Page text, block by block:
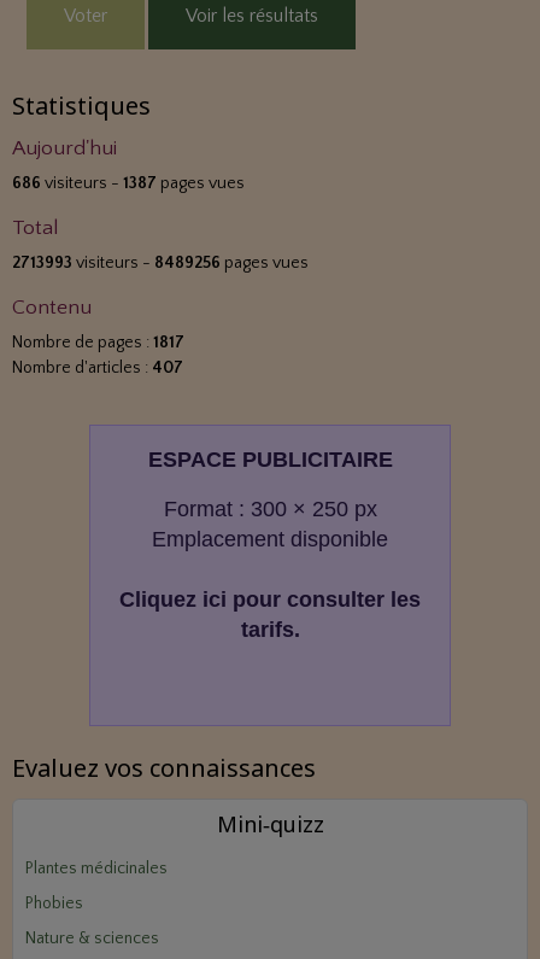
Voter Voir les résultats
Statistiques
Aujourd'hui
686 visiteurs - 1387 pages vues
Total
2713993 visiteurs - 8489256 pages vues
Contenu
Nombre de pages : 1817
Nombre d'articles : 407
ESPACE PUBLICITAIRE
Format : 300 × 250 px
Emplacement disponible
Cliquez ici pour consulter les
tarifs.
Evaluez vos connaissances
Mini‑quizz
Plantes médicinales
Phobies
Nature & sciences